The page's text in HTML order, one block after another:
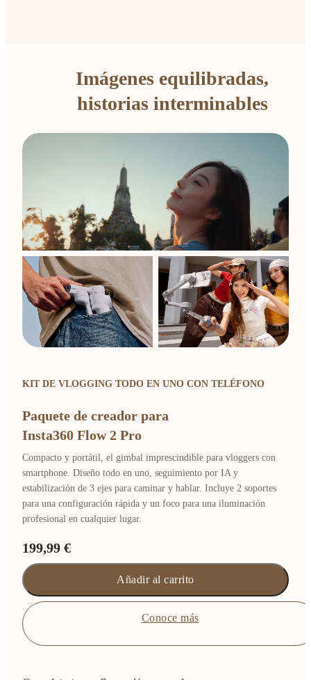
Imágenes equilibradas,
historias interminables
KIT DE VLOGGING TODO EN UNO CON TELÉFONO
Paquete de creador para
Insta360 Flow 2 Pro
Compacto y portátil, el gimbal imprescindible para vloggers con
smartphone. Diseño todo en uno, seguimiento por IA y
estabilización de 3 ejes para caminar y hablar. Incluye 2 soportes
para una configuración rápida y un foco para una iluminación
profesional en cualquier lugar.
199,99 €
Añadir al carrito
Conoce más